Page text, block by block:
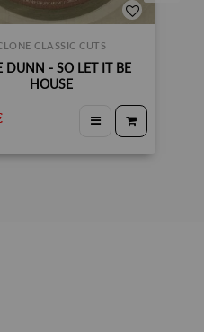
CLASSIC CUTS
DUNN - SO LET IT BE
HOUSE